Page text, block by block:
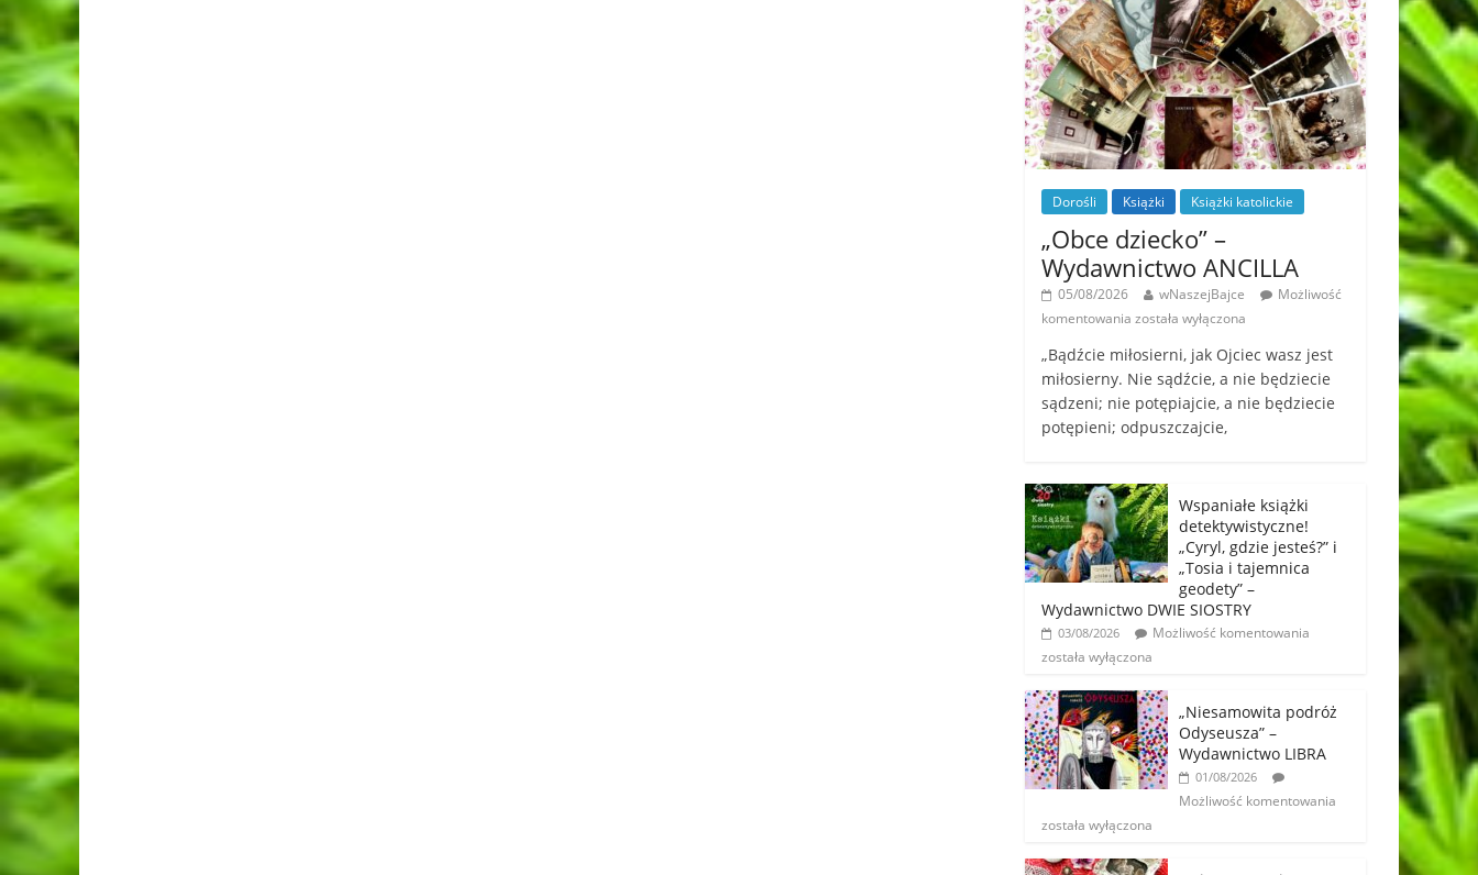
Dorośli Książki Książki katolickie
„Obce dziecko” –
Wydawnictwo ANCILLA
05/08/2026 wNaszejBajce
Możliwość
komentowania została wyłączona
„Bądźcie miłosierni, jak Ojciec wasz jest
miłosierny. Nie sądźcie, a nie będziecie
sądzeni; nie potępiajcie, a nie będziecie
potępieni; odpuszczajcie,
Wspaniałe książki
detektywistyczne!
„Cyryl, gdzie jesteś?” i
„Tosia i tajemnica
geodety” –
Wydawnictwo DWIE SIOSTRY
03/08/2026
Możliwość komentowania
została wyłączona
„Niesamowita podróż
Odyseusza” –
Wydawnictwo LIBRA
01/08/2026
Możliwość komentowania
została wyłączona